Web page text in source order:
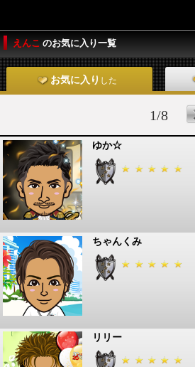
えんこ のお気に入り一覧
お気に入り した
1/8
ゆか☆
ちゃんくみ
リリー